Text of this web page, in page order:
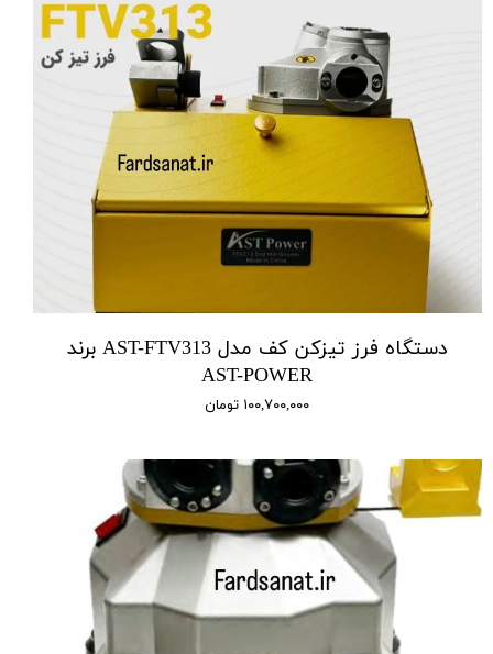
دستگاه فرز تیزکن کف مدل AST-FTV313 برند
AST-POWER
۱۰۰,۷۰۰,۰۰۰ تومان